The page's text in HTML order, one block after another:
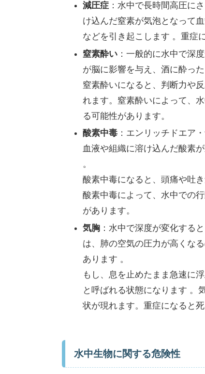
減圧症 ：水中で長時間高圧に
け込んだ窒素が気泡となって
などを引き起こします 。重症
窒素酔い ：一般的に水中で深
が脳に影響を与え、酒に酔っ
窒素酔いになると、判断力や
れます。窒素酔いによって、
る可能性があります。
酸素中毒 ：エンリッチドエア
血液や組織に溶け込んだ酸素
。
酸素中毒になると、頭痛や吐
酸素中毒によって、水中での
があります。
気胸 ：水中で深度が変化する
は、肺の空気の圧力が高くな
あります 。
もし、息を止めたまま急速に
と呼ばれる状態になります 。
状が現れます。重症になると
水中生物に関する危険性